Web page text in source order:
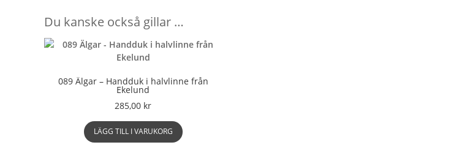
Du kanske också gillar …
089 Älgar – Handduk i halvlinne från
Ekelund
285,00 kr
LÄGG TILL I VARUKORG